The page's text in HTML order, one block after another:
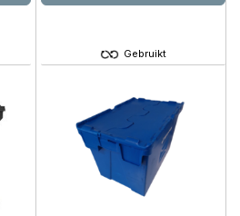
Gebruikt